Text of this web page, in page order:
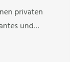
privaten
und…